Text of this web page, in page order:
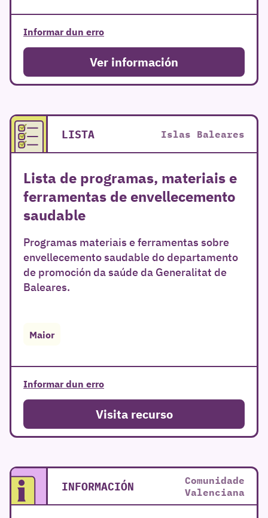
Informar dun erro
Ver información
LISTA Islas Baleares
Lista de programas, materiais e
ferramentas de envellecemento
saudable
Programas materiais e ferramentas sobre
envellecemento saudable do departamento
de promoción da saúde da Generalitat de
Baleares.
Maior
Informar dun erro
Visita recurso
INFORMACIÓN
Comunidade
Valenciana